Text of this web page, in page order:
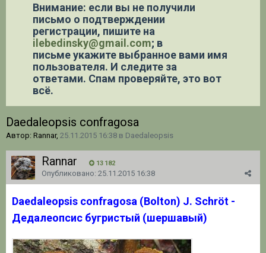
Внимание: если вы не получили
письмо о подтверждении
регистрации, пишите на
ilebedinsky@gmail.com; в
письме укажите выбранное вами имя
пользователя. И следите за
ответами. Спам проверяйте, это вот
всё.
Daedaleopsis confragosa
Автор: Rannar, 25.11.2015 16:38 в Daedaleopsis
Rannar 13 182
Опубликовано: 25.11.2015 16:38
Daedaleopsis confragosa (Bolton) J. Schröt -
Дедалеопсис бугристый (шершавый)